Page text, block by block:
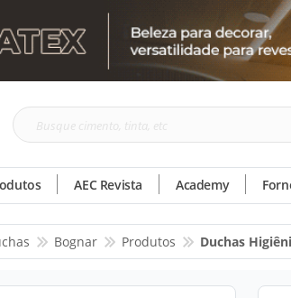
Busque
tinta,
etc
AEC Revista Academy
Bognar Produtos Duchas